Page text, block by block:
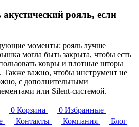
рояль, если
моменты: рояль лучше
могла быть закрыта, чтобы есть
ковры и плотные шторы
Также важно, чтобы инструмент не
с дополнительными
или Silent-системой.
0 Корзина 0 Избранные
Контакты Компания
Блог